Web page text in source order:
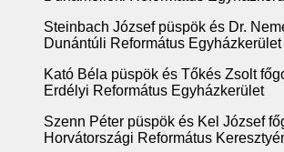
Steinbach József püspök és Dr.
Dunántúli Református Egyházkerület
Kató Béla püspök és Tőkés Zsolt
Erdélyi Református Egyházkerület
Szenn Péter püspök és Kel József
Horvátországi Református